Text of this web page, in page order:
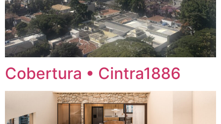
Cobertura • Cintra1886